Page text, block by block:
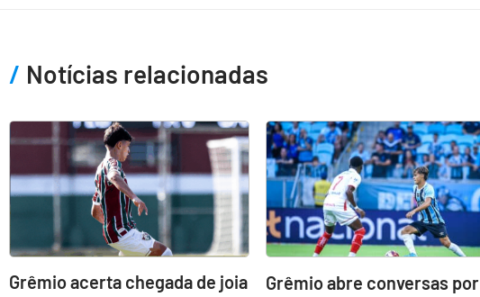
Notícias relacionadas
Grêmio acerta chegada de joia
Grêmio abre conversas por